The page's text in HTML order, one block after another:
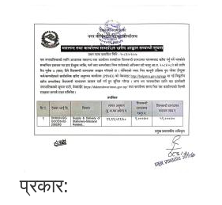
प्रकार: